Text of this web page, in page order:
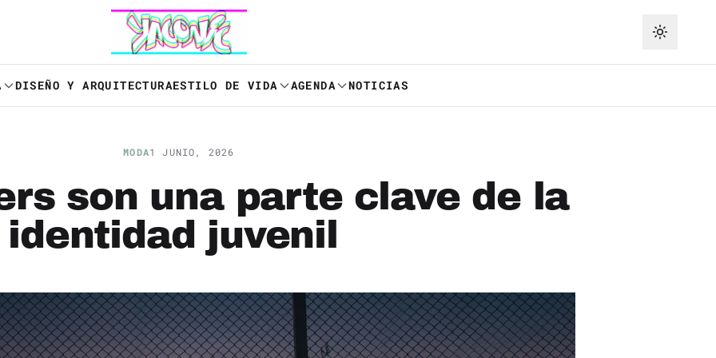
DISEÑO Y ARQUITECTURAESTILO DE VIDA AGENDA NOTICIAS
MODA1 JUNIO, 2026
son una parte clave de la
identidad juvenil